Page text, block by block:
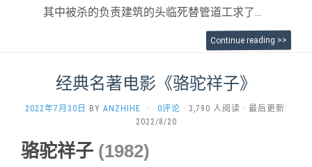
其中被杀的负责建筑的头临死替管道工求了...
Continue reading >>
经典名著电影《骆驼祥子》
2022年7月30日 BY ANZHIHE · 0评论 · 3,790 人阅读 · 最后更新:
2022/8/20
骆驼祥子 (1982)